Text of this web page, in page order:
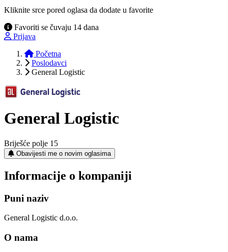
Kliknite srce pored oglasa da dodate u favorite
Favoriti se čuvaju 14 dana
Prijava
Početna
Poslodavci
General Logistic
General Logistic
Briješće polje 15
Obavijesti me o novim oglasima
Informacije o kompaniji
Puni naziv
General Logistic d.o.o.
O nama